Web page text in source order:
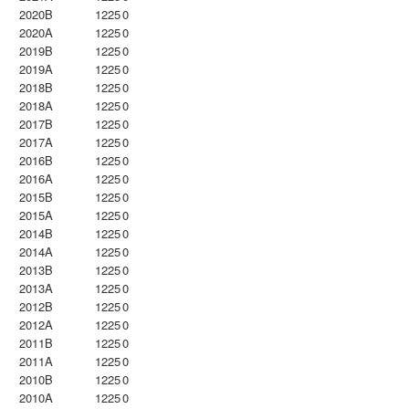
2020B
12250
2020A
12250
2019B
12250
2019A
12250
2018B
12250
2018A
12250
2017B
12250
2017A
12250
2016B
12250
2016A
12250
2015B
12250
2015A
12250
2014B
12250
2014A
12250
2013B
12250
2013A
12250
2012B
12250
2012A
12250
2011B
12250
2011A
12250
2010B
12250
2010A
12250